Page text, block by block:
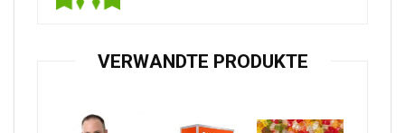
VERWANDTE PRODUKTE